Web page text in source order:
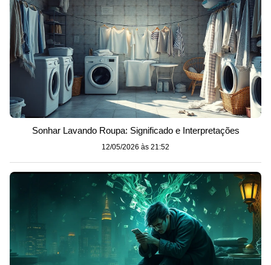
Sonhar Lavando Roupa: Significado e Interpretações
12/05/2026 às 21:52